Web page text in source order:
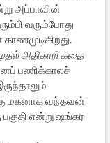
அப்பாவின்
வரும்போது
அதிகாரி கதை
பணிக்காலச்
மகனாக வந்தவன்
பகுதி என்று ஷங்கர